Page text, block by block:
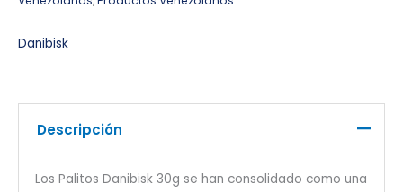
Danibisk
Descripción
Los Palitos Danibisk 30g se han consolidado como una